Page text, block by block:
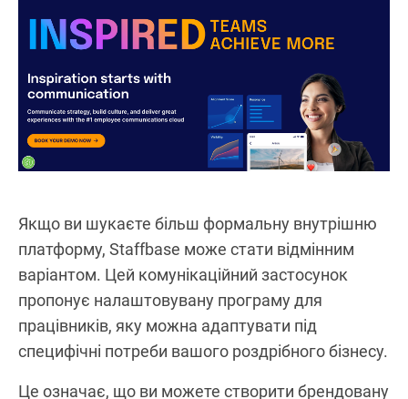
Якщо ви шукаєте більш формальну внутрішню
платформу, Staffbase може стати відмінним
варіантом. Цей комунікаційний застосунок
пропонує налаштовувану програму для
працівників, яку можна адаптувати під
специфічні потреби вашого роздрібного бізнесу.
Це означає, що ви можете створити брендовану